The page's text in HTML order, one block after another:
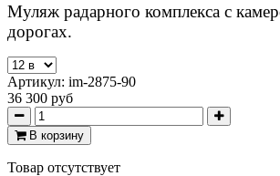
Муляж радарного комплекса с
дорогах.
Артикул: im-2875-90
36 300 руб
В корзину
Товар отсутствует